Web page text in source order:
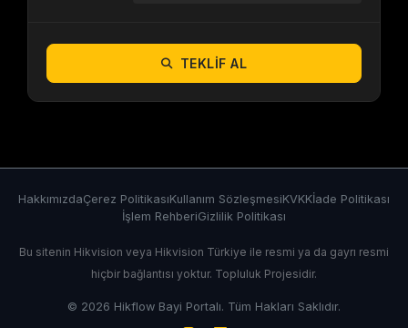
TEKLIF AL
HakkımızdaÇerez PolitikasıKullanım SözleşmesiKVKKİade Politikası
İşlem RehberiGizlilik Politikası
Bu sitenin Hikvision veya Hikvision Türkiye ile resmi ya da gayrı resmi
hiçbir bağlantısı yoktur. Topluluk Projesidir.
© 2026 Hikflow Bayi Portalı. Tüm Hakları Saklıdır.